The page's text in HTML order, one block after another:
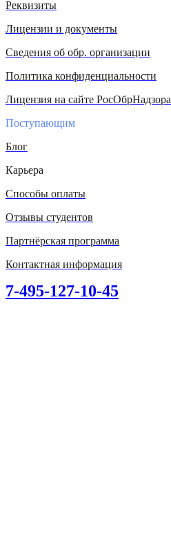
Реквизиты
Лицензии и документы
Сведения об обр. организации
Политика конфиденциальности
Лицензия на сайте РосОбрНадзора
Поступающим
Блог
Карьера
Способы оплаты
Отзывы студентов
Партнёрская программа
Контактная информация
7-495-127-10-45